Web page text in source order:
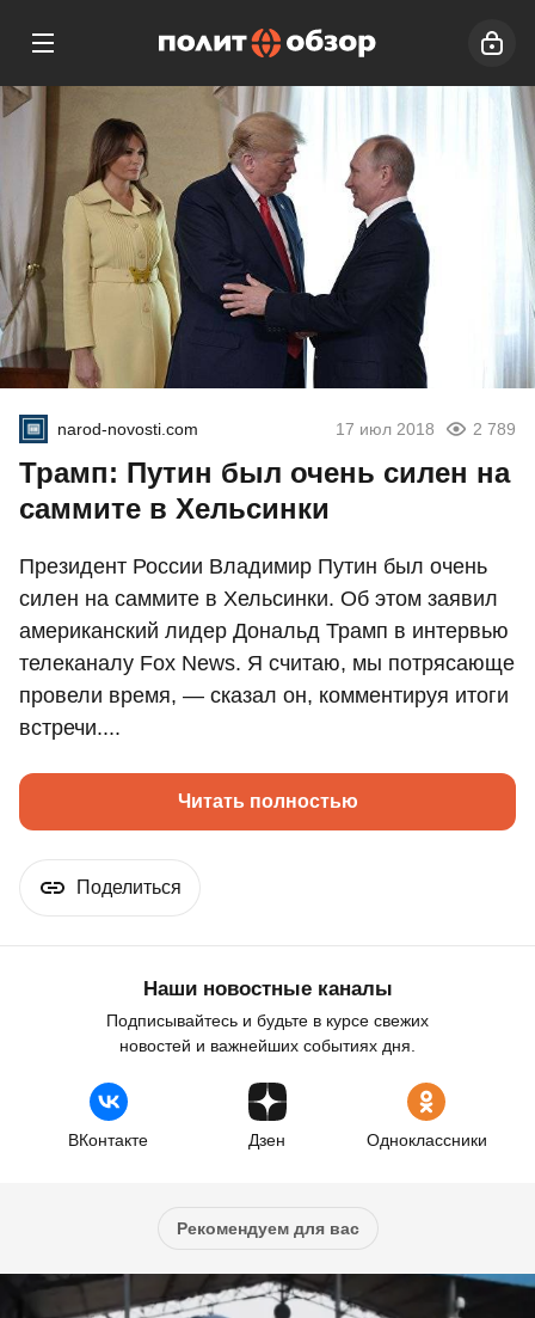
narod-novosti.com 17 июл 2018 2 789
Трамп: Путин был очень силен на
саммите в Хельсинки
Президент России Владимир Путин был очень
силен на саммите в Хельсинки. Об этом заявил
американский лидер Дональд Трамп в интервью
телеканалу Fox News. Я считаю, мы потрясающе
провели время, — сказал он, комментируя итоги
встречи....
Читать полностью
Поделиться
Наши новостные каналы
Подписывайтесь и будьте в курсе свежих
новостей и важнейших событиях дня.
ВКонтакте Дзен Одноклассники
Рекомендуем для вас